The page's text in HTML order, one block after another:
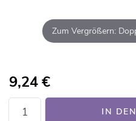
Zum Vergrößern:
9,24€
IN